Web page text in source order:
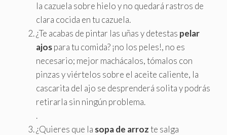
la cazuela sobre hielo y no quedará rastros de
clara cocida en tu cazuela.
¿Te acabas de pintar las uñas y detestas pelar
ajospara tu comida? ¡no los peles!, no es
necesario; mejor machácalos, tómalos con
pinzas y viértelos sobre el aceite caliente, la
cascarita del ajo se desprenderá solita y podrás
retirarla sin ningún problema.
.
¿Quieres que la sopa de arrozte salga